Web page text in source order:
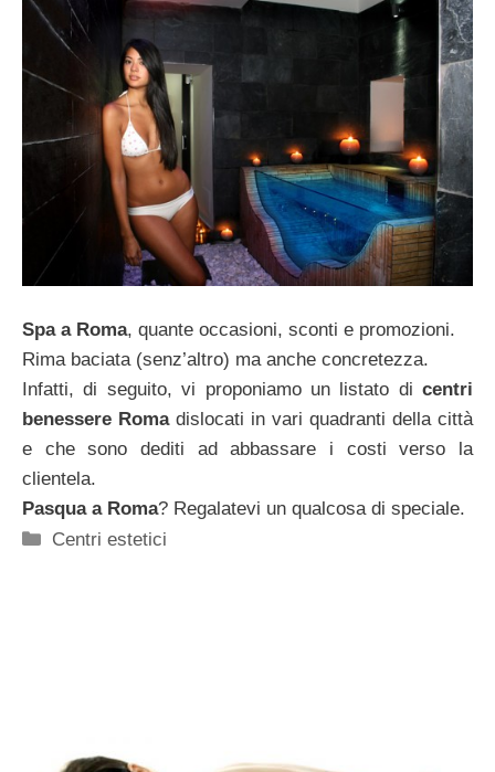
Spa a Roma, quante occasioni, sconti e promozioni.
Rima baciata (senz’altro) ma anche concretezza.
Infatti, di seguito, vi proponiamo un listato di centri
benessere Romadislocati in vari quadranti della città
e che sono dediti ad abbassare i costi verso la
clientela.
Pasqua a Roma? Regalatevi un qualcosa di speciale.
Categorie
Centri estetici